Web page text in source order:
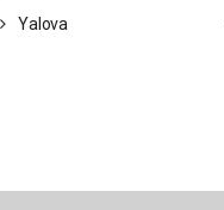
Yalova